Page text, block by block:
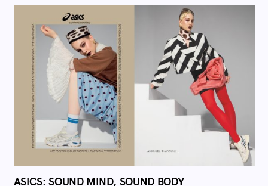
ASICS: SOUND MIND, SOUND BODY